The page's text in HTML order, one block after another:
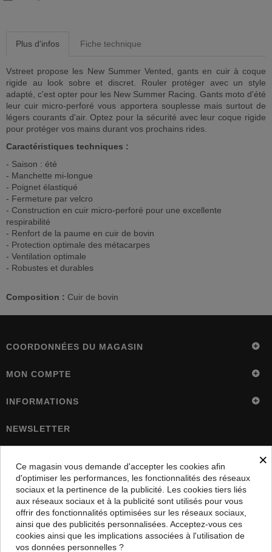
Plus d'infos Fiche technique
Vstreet propose les New Summer Vented, gants en cuir à coque
rigide au look sobre et discret. Rouler protéger avec un style
adapté, c'est opter pour les New Summer Racing. Gants moto d'été
leur cuir micro-perforé vous apportera souplesse mais surtout de
légers courants d'air. Optez pour la sécurité avec leur coque rigide
pour protéger vos mains durant vos prochains rides.
Caractéristiques techniques :
- Saison : été
- Manchette mi-longue
- Poignet élastiqué
- Fermeture par velcro
- Construction en cuir micro-perforé pour une excellente
respirabilité
- Renfort de la paume en cuir de bovin
- Protection optimale des métacarpes
- Ventilation optimale
- Robustes et durables
Composition : Cuir de bovin
COORDONNÉES DU MAGASIN
MON COMPTE
INFORMATIONS
NEWSLETTER
Inscrivez vous et recevez5%sur votre commande
Select Language▼
Copyright 2025 Vstreet - Tous droits réservés
×
Ce magasin vous demande d'accepter les cookies afin
d'optimiser les performances, les fonctionnalités des réseaux
sociaux et la pertinence de la publicité. Les cookies tiers liés
aux réseaux sociaux et à la publicité sont utilisés pour vous
offrir des fonctionnalités optimisées sur les réseaux sociaux,
ainsi que des publicités personnalisées. Acceptez-vous ces
cookies ainsi que les implications associées à l'utilisation de
vos données personnelles ?